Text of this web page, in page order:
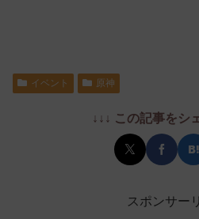
イベント 原神
↓↓↓ この記事をシ
スポンサー